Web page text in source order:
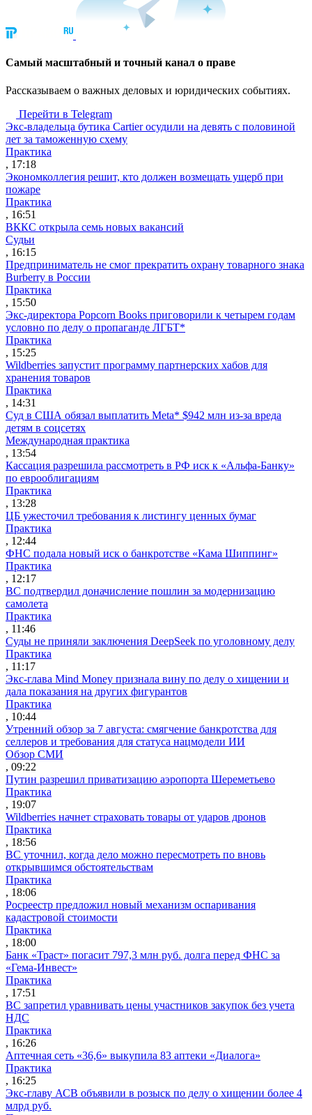
Cамый масштабный и точный канал о праве
Рассказываем о важных деловых и юридических событиях.
Перейти в Telegram
Экс-владельца бутика Cartier осудили на девять с половиной
лет за таможенную схему
Практика
, 17:18
Экономколлегия решит, кто должен возмещать ущерб при
пожаре
Практика
, 16:51
ВККС открыла семь новых вакансий
Судьи
, 16:15
Предприниматель не смог прекратить охрану товарного знака
Burberry в России
Практика
, 15:50
Экс-директора Popcorn Books приговорили к четырем годам
условно по делу о пропаганде ЛГБТ*
Практика
, 15:25
Wildberries запустит программу партнерских хабов для
хранения товаров
Практика
, 14:31
Суд в США обязал выплатить Meta* $942 млн из-за вреда
детям в соцсетях
Международная практика
, 13:54
Кассация разрешила рассмотреть в РФ иск к «Альфа-Банку»
по еврооблигациям
Практика
, 13:28
ЦБ ужесточил требования к листингу ценных бумаг
Практика
, 12:44
ФНС подала новый иск о банкротстве «Кама Шиппинг»
Практика
, 12:17
ВС подтвердил доначисление пошлин за модернизацию
самолета
Практика
, 11:46
Суды не приняли заключения DeepSeek по уголовному делу
Практика
, 11:17
Экс-глава Mind Money признала вину по делу о хищении и
дала показания на других фигурантов
Практика
, 10:44
Утренний обзор за 7 августа: смягчение банкротства для
селлеров и требования для статуса нацмодели ИИ
Обзор СМИ
, 09:22
Путин разрешил приватизацию аэропорта Шереметьево
Практика
, 19:07
Wildberries начнет страховать товары от ударов дронов
Практика
, 18:56
ВС уточнил, когда дело можно пересмотреть по вновь
открывшимся обстоятельствам
Практика
, 18:06
Росреестр предложил новый механизм оспаривания
кадастровой стоимости
Практика
, 18:00
Банк «Траст» погасит 797,3 млн руб. долга перед ФНС за
«Гема-Инвест»
Практика
, 17:51
ВС запретил уравнивать цены участников закупок без учета
НДС
Практика
, 16:26
Аптечная сеть «36,6» выкупила 83 аптеки «Диалога»
Практика
, 16:25
Экс-главу АСВ объявили в розыск по делу о хищении более 4
млрд руб.